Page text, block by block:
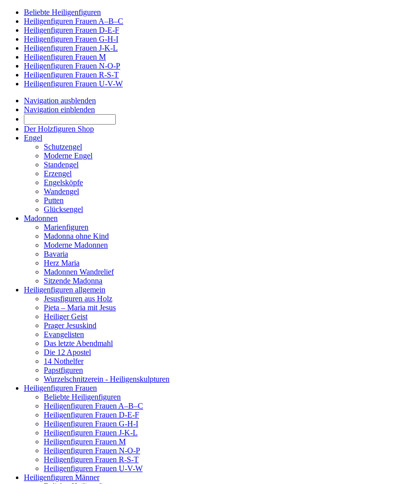
Beliebte Heiligenfiguren
Heiligenfiguren Frauen A–B–C
Heiligenfiguren Frauen D-E-F
Heiligenfiguren Frauen G-H-I
Heiligenfiguren Frauen J-K-L
Heiligenfiguren Frauen M
Heiligenfiguren Frauen N-O-P
Heiligenfiguren Frauen R-S-T
Heiligenfiguren Frauen U-V-W
Navigation ausblenden
Navigation einblenden
Der Holzfiguren Shop
Engel
Schutzengel
Moderne Engel
Standengel
Erzengel
Engelsköpfe
Wandengel
Putten
Glücksengel
Madonnen
Marienfiguren
Madonna ohne Kind
Moderne Madonnen
Bavaria
Herz Maria
Madonnen Wandrelief
Sitzende Madonna
Heiligenfiguren allgemein
Jesusfiguren aus Holz
Pieta – Maria mit Jesus
Heiliger Geist
Prager Jesuskind
Evangelisten
Das letzte Abendmahl
Die 12 Apostel
14 Nothelfer
Papstfiguren
Wurzelschnitzerein - Heiligenskulpturen
Heiligenfiguren Frauen
Beliebte Heiligenfiguren
Heiligenfiguren Frauen A–B–C
Heiligenfiguren Frauen D-E-F
Heiligenfiguren Frauen G-H-I
Heiligenfiguren Frauen J-K-L
Heiligenfiguren Frauen M
Heiligenfiguren Frauen N-O-P
Heiligenfiguren Frauen R-S-T
Heiligenfiguren Frauen U-V-W
Heiligenfiguren Männer